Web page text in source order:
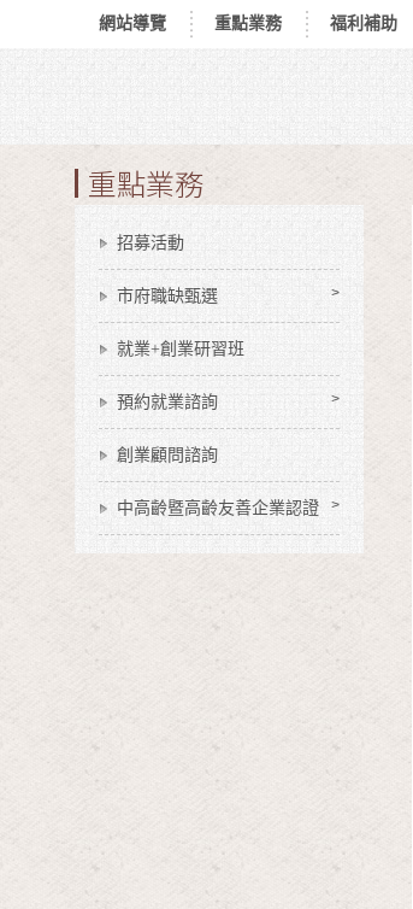
跳到主要內容區塊
網站導覽 重點業務 福利補助
重點業務
招募活動
市府職缺甄選
就業+創業研習班
預約就業諮詢
創業顧問諮詢
中高齡暨高齡友善企業認證